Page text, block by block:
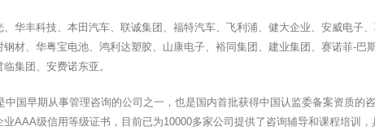
华丰科技、本田汽车、联诚集团、福特汽车、飞利浦、健大企业、安威电子
材、华粤宝电池、鸿利达塑胶、山康电子、裕同集团、建业集团、赛诺菲-巴
集团、安费诺东亚。
中国早期从事管理咨询的公司之一，也是国内首批获得中国认监委备案资质的
AAA级信用等级证书，目前已为10000多家公司提供了咨询辅导和课程培训